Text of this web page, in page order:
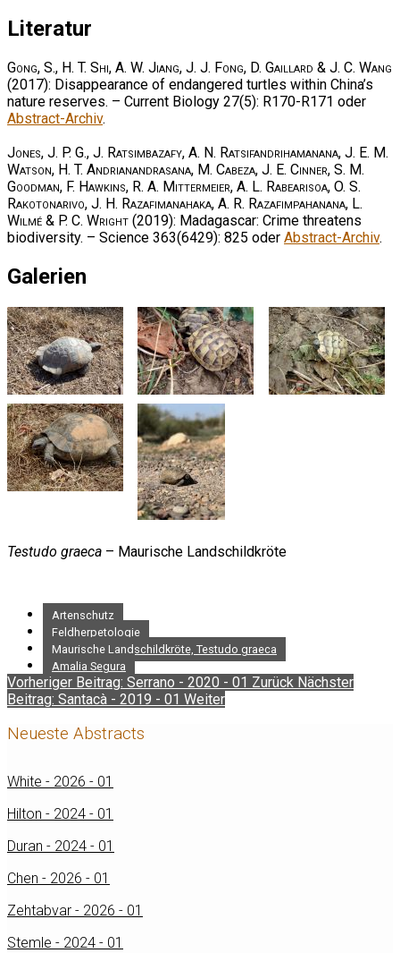
Literatur
Gong, S., H. T. Shi, A. W. Jiang, J. J. Fong, D. Gaillard & J. C. Wang
(2017): Disappearance of endangered turtles within China’s
nature reserves. – Current Biology 27(5): R170-R171 oder
Abstract-Archiv.
Jones, J. P. G., J. Ratsimbazafy, A. N. Ratsifandrihamanana, J. E. M.
Watson, H. T. Andrianandrasana, M. Cabeza, J. E. Cinner, S. M.
Goodman, F. Hawkins, R. A. Mittermeier, A. L. Rabearisoa, O. S.
Rakotonarivo, J. H. Razafimanahaka, A. R. Razafimpahanana, L.
Wilmé & P. C. Wright (2019): Madagascar: Crime threatens
biodiversity. – Science 363(6429): 825 oder Abstract-Archiv.
Galerien
Testudo graeca – Maurische Landschildkröte
Artenschutz
Feldherpetologie
Maurische Landschildkröte, Testudo graeca
Amalia Segura
Vorheriger Beitrag: Serrano - 2020 - 01 Zurück Nächster
Beitrag: Santacà - 2019 - 01 Weiter
Neueste Abstracts
White - 2026 - 01
Hilton - 2024 - 01
Duran - 2024 - 01
Chen - 2026 - 01
Zehtabvar - 2026 - 01
Stemle - 2024 - 01